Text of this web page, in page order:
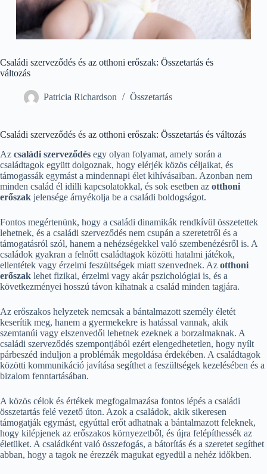
Családi szerveződés és az otthoni erőszak: Összetartás és
változás
Patricia Richardson Összetartás
Családi szerveződés és az otthoni erőszak: Összetartás és változás
Az családi szerveződés egy olyan folyamat, amely során a
családtagok együtt dolgoznak, hogy elérjék közös céljaikat, és
támogassák egymást a mindennapi élet kihívásaiban. Azonban nem
minden család él idilli kapcsolatokkal, és sok esetben az otthoni
erőszak jelensége árnyékolja be a családi boldogságot.
Fontos megértenünk, hogy a családi dinamikák rendkívül összetettek
lehetnek, és a családi szerveződés nem csupán a szeretetről és a
támogatásról szól, hanem a nehézségekkel való szembenézésről is. A
családok gyakran a felnőtt családtagok közötti hatalmi játékok,
ellentétek vagy érzelmi feszültségek miatt szenvednek. Az otthoni
erőszak lehet fizikai, érzelmi vagy akár pszichológiai is, és a
következményei hosszú távon kihatnak a család minden tagjára.
Az erőszakos helyzetek nemcsak a bántalmazott személy életét
keserítik meg, hanem a gyermekekre is hatással vannak, akik
szemtanúi vagy elszenvedői lehetnek ezeknek a borzalmaknak. A
családi szerveződés szempontjából ezért elengedhetetlen, hogy nyílt
párbeszéd induljon a problémák megoldása érdekében. A családtagok
közötti kommunikáció javítása segíthet a feszültségek kezelésében és a
bizalom fenntartásában.
A közös célok és értékek megfogalmazása fontos lépés a családi
összetartás felé vezető úton. Azok a családok, akik sikeresen
támogatják egymást, egyúttal erőt adhatnak a bántalmazott feleknek,
hogy kilépjenek az erőszakos környezetből, és újra felépíthessék az
életüket. A családként való összefogás, a bátorítás és a szeretet segíthet
abban, hogy a tagok ne érezzék magukat egyedül a nehéz időkben.